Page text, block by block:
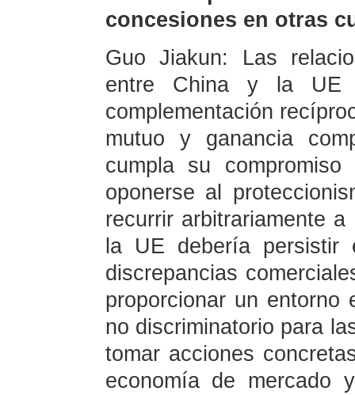
concesiones en otras
Guo Jiakun: Las
entre China y la UE
complementación
mutuo y ganancia
cumpla su
oponerse al
recurrir arbitrariamente
la UE debería persistir
discrepancias
proporcionar un entorno
no discriminatorio para
tomar acciones
economía de mercado